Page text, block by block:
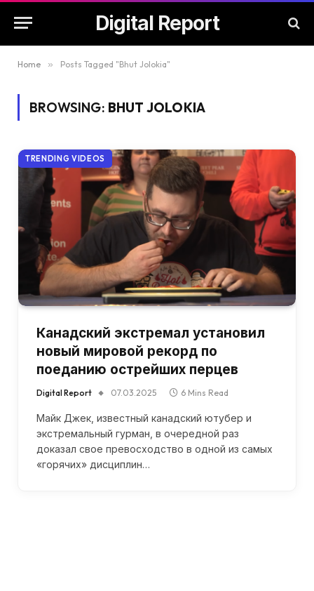
Digital Report
Home » Posts Tagged "Bhut Jolokia"
BROWSING: BHUT JOLOKIA
TRENDING VIDEOS
Канадский экстремал установил
новый мировой рекорд по
поеданию острейших перцев
Digital Report 07.03.2025 6 Mins Read
Майк Джек, известный канадский ютубер и
экстремальный гурман, в очередной раз
доказал свое превосходство в одной из самых
«горячих» дисциплин…